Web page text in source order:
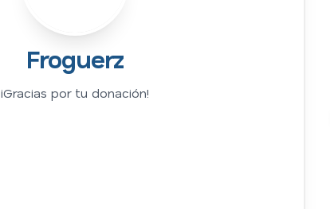
Froguerz
¡Gracias por tu donación!